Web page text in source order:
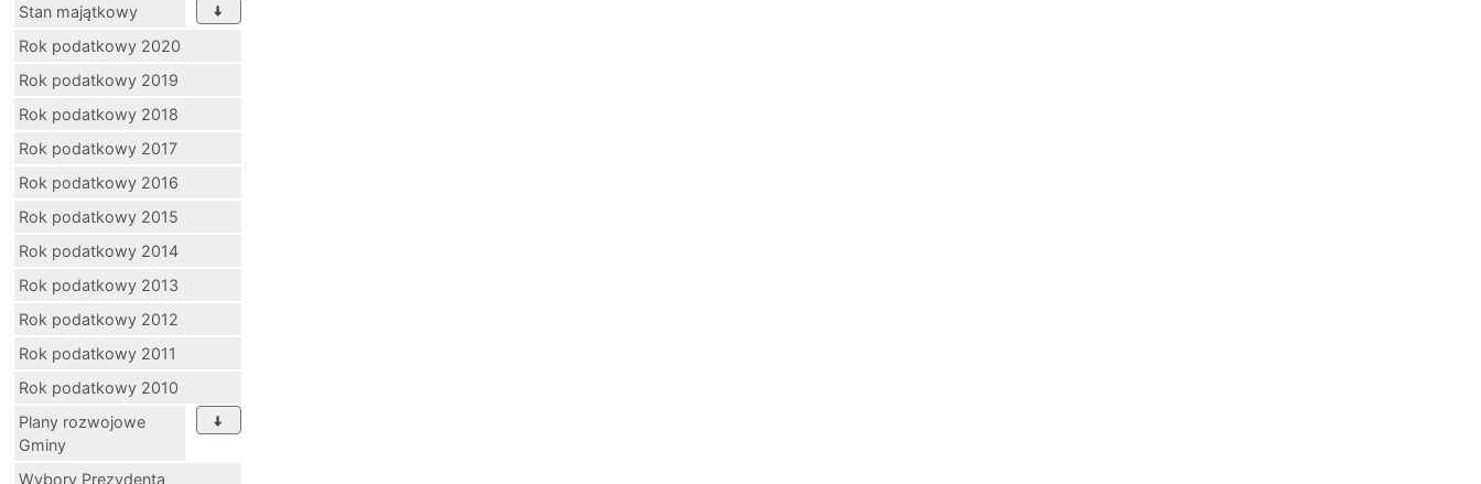
Stan majątkowy
Rok podatkowy 2020
Rok podatkowy 2019
Rok podatkowy 2018
Rok podatkowy 2017
Rok podatkowy 2016
Rok podatkowy 2015
Rok podatkowy 2014
Rok podatkowy 2013
Rok podatkowy 2012
Rok podatkowy 2011
Rok podatkowy 2010
Plany rozwojowe
Gminy
Wybory Prezydenta